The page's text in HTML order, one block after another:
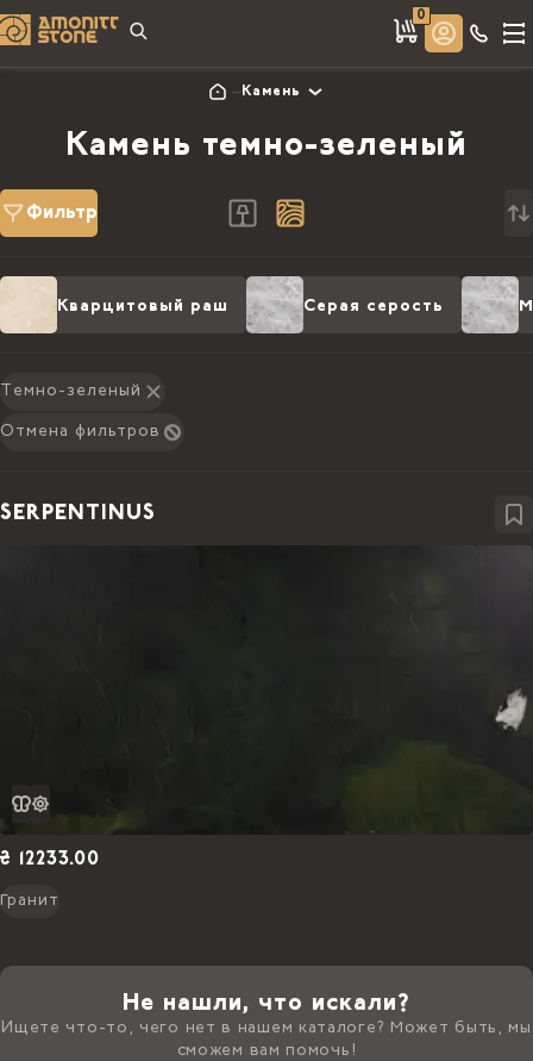
0
Камень
Камень темно-зеленый
Фильтр
Кварцитовый раш Серая серость
Темно-зеленый
Отмена фильтров
SERPENTINUS
₴ 12233.00
Гранит
Не нашли, что искали?
Ищете что-то, чего нет в нашем каталоге? Может быть, мы
сможем вам помочь!